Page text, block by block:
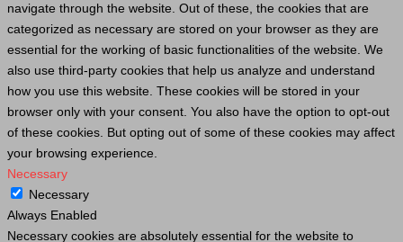
navigate through the website. Out of these, the cookies that are
categorized as necessary are stored on your browser as they are
essential for the working of basic functionalities of the website. We
also use third-party cookies that help us analyze and understand
how you use this website. These cookies will be stored in your
browser only with your consent. You also have the option to opt-out
of these cookies. But opting out of some of these cookies may affect
your browsing experience.
Necessary
Necessary
Always Enabled
Necessary cookies are absolutely essential for the website to